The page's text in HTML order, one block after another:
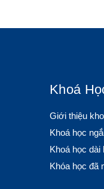
Khoá
Giới thiệu
Khoá học
Khoá học dài
Khóa học đã